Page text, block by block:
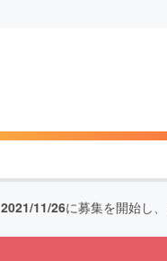
2021/11/26に募集を開始し、